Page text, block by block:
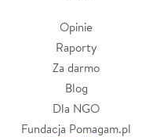
Opinie
Raporty
Za darmo
Blog
Dla NGO
Fundacja Pomagam.pl